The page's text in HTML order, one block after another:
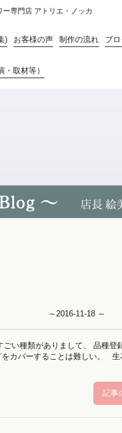
専門店 アトリエ・ノッカ
) お客様の声 制作の流れ ブ
取材等）
～2016-11-18 ～
い種類がありまして、 品種登
カバーすることは難しい。 生
記事